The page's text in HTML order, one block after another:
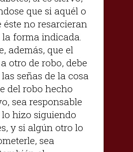
que si aquél o
éste no resarcieran
forma indicada.
además, que el
otro de robo, debe
señas de la cosa
del robo hecho
sea responsable
lo hizo siguiendo
y si algún otro lo
sea